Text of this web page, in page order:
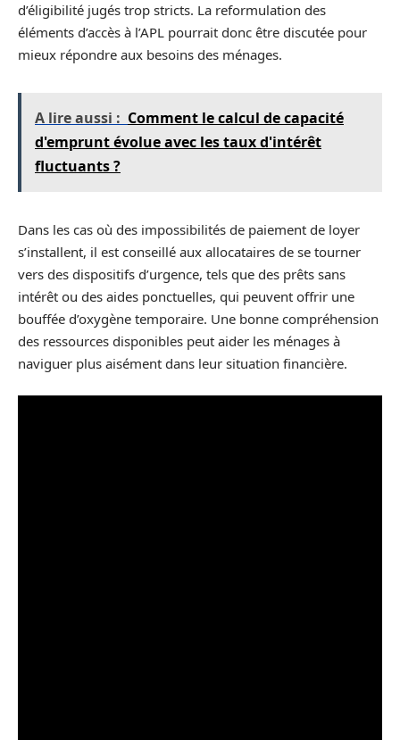
d’éligibilité jugés trop stricts. La reformulation des
éléments d’accès à l’APL pourrait donc être discutée pour
mieux répondre aux besoins des ménages.
A lire aussi : Comment le calcul de capacité
d'emprunt évolue avec les taux d'intérêt
fluctuants ?
Dans les cas où des impossibilités de paiement de loyer
s’installent, il est conseillé aux allocataires de se tourner
vers des dispositifs d’urgence, tels que des prêts sans
intérêt ou des aides ponctuelles, qui peuvent offrir une
bouffée d’oxygène temporaire. Une bonne compréhension
des ressources disponibles peut aider les ménages à
naviguer plus aisément dans leur situation financière.